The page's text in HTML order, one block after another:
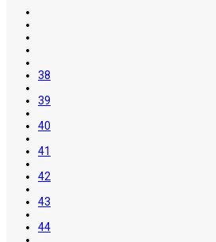
38
39
40
41
42
43
44